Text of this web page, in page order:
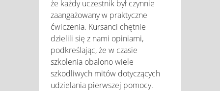
że każdy uczestnik był czynnie
zaangażowany w praktyczne
ćwiczenia. Kursanci chętnie
dzielili się z nami opiniami,
podkreślając, że w czasie
szkolenia obalono wiele
szkodliwych mitów dotyczących
udzielania pierwszej pomocy.